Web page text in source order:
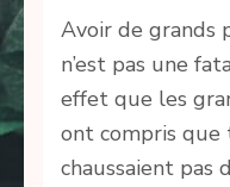
Avoir de grands
n’est pas une
effet que les
ont compris que
chaussaient pas